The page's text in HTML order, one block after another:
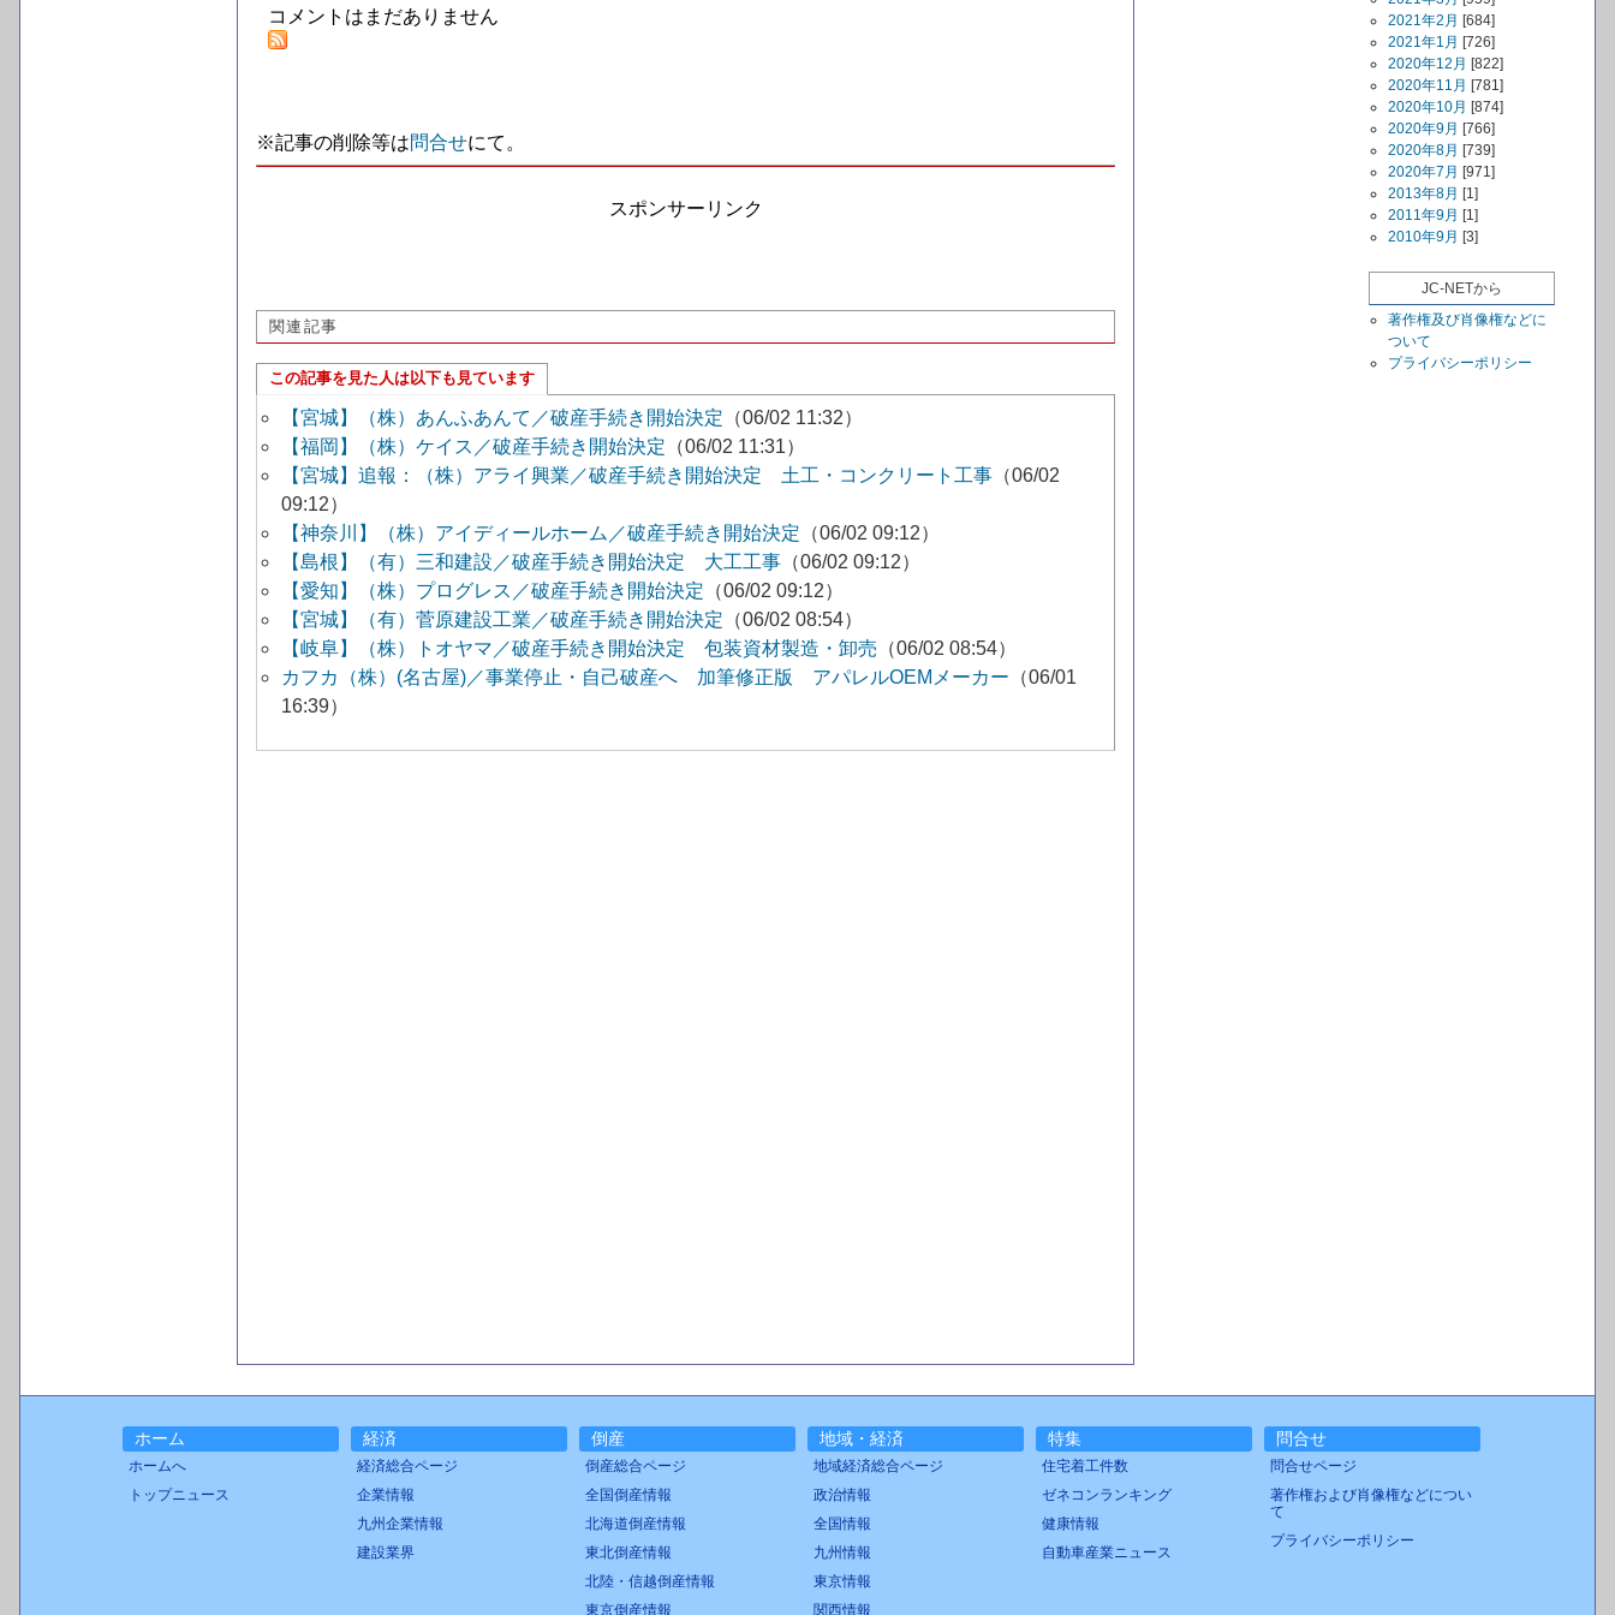
コメントはまだありません
※記事の削除等は問合せにて。
スポンサーリンク
関連記事
この記事を見た人は以下も見ています
【宮城】（株）あんふあんて／破産手続き開始決定 （06/02 11:32）
【福岡】（株）ケイス／破産手続き開始決定 （06/02 11:31）
【宮城】追報：（株）アライ興業／破産手続き開始決定 土工・コンクリート工事 （06/02
09:12）
【神奈川】（株）アイディールホーム／破産手続き開始決定 （06/02 09:12）
【島根】（有）三和建設／破産手続き開始決定 大工工事 （06/02 09:12）
【愛知】（株）プログレス／破産手続き開始決定 （06/02 09:12）
【宮城】（有）菅原建設工業／破産手続き開始決定 （06/02 08:54）
【岐阜】（株）トオヤマ／破産手続き開始決定 包装資材製造・卸売 （06/02 08:54）
カフカ（株）(名古屋)／事業停止・自己破産へ 加筆修正版 アパレルOEMメーカー （06/01
16:39）
2021年2月 [684]
2021年1月 [726]
2020年12月 [822]
2020年11月 [781]
2020年10月 [874]
2020年9月 [766]
2020年8月 [739]
2020年7月 [971]
2013年8月 [1]
2011年9月 [1]
2010年9月 [3]
JC-NETから
著作権及び肖像権などに
ついて
プライバシーポリシー
ホーム
ホームへ
トップニュース
経済
経済総合ページ
企業情報
九州企業情報
建設業界
倒産
倒産総合ページ
全国倒産情報
北海道倒産情報
東北倒産情報
北陸・信越倒産情報
東京倒産情報
地域・経済
地域経済総合ページ
政治情報
全国情報
九州情報
東京情報
関西情報
特集
住宅着工件数
ゼネコンランキング
健康情報
自動車産業ニュース
問合せ
問合せページ
著作権および肖像権などについ
て
プライバシーポリシー